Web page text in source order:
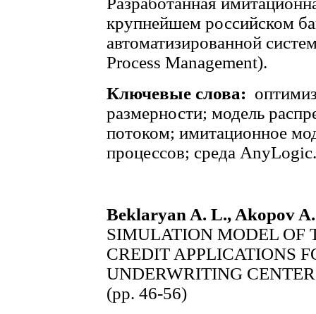
крупнейшем российском
автоматизированной
Process Management).
Ключевые слова:
размерности; модель
потоком; имитационное
процессов; среда AnyLogic.
Beklaryan A. L., Akopov
SIMULATION MODEL OF
CREDIT APPLICATIONS
UNDERWRITING
(pp. 46-56)